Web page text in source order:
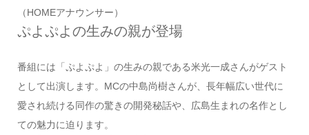
（HOMEアナウンサー）
ぷよぷよの生みの親が登場
番組には「ぷよぷよ」の生みの親である米光一成さんがゲスト
として出演します。MCの中島尚樹さんが、長年幅広い世代に
愛され続ける同作の驚きの開発秘話や、広島生まれの名作とし
ての魅力に迫ります。